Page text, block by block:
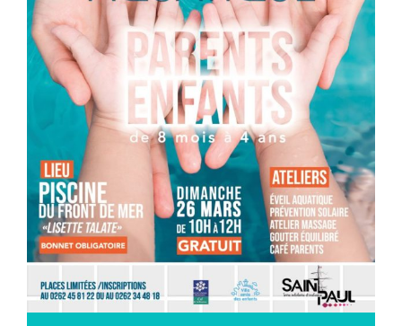
Emploi tourisme
Contact